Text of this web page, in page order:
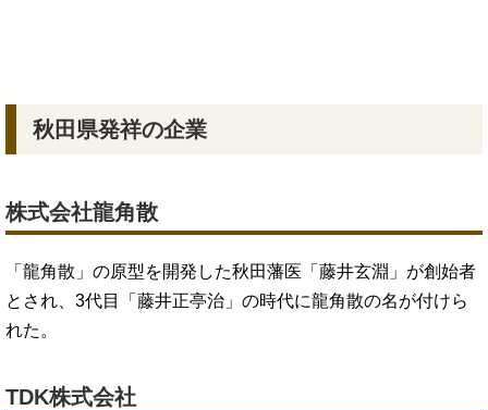
秋田県発祥の企業
株式会社龍角散
「龍角散」の原型を開発した秋田藩医「藤井玄淵」が創始者
とされ、3代目「藤井正亭治」の時代に龍角散の名が付けら
れた。
TDK株式会社